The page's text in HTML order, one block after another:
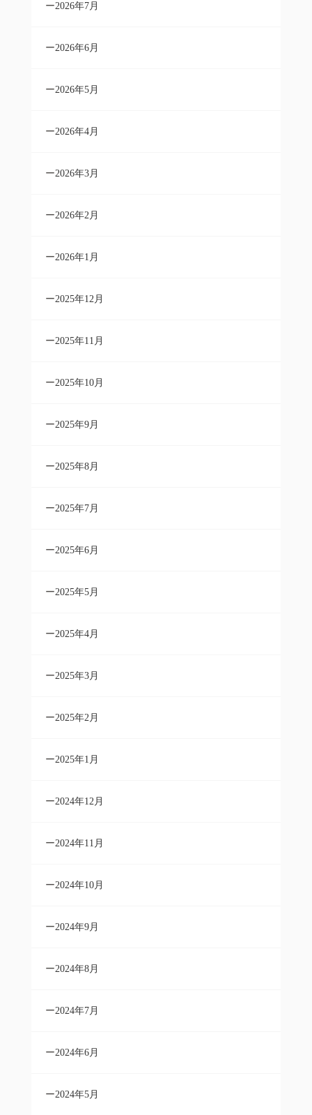
2026年7月
2026年6月
2026年5月
2026年4月
2026年3月
2026年2月
2026年1月
2025年12月
2025年11月
2025年10月
2025年9月
2025年8月
2025年7月
2025年6月
2025年5月
2025年4月
2025年3月
2025年2月
2025年1月
2024年12月
2024年11月
2024年10月
2024年9月
2024年8月
2024年7月
2024年6月
2024年5月